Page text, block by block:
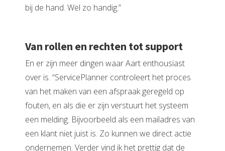
bij de hand. Wel zo handig.”
Van rollen en rechten tot support
En er zijn meer dingen waar Aart enthousiast
over is. “ServicePlanner controleert het proces
van het maken van een afspraak geregeld op
fouten, en als die er zijn verstuurt het systeem
een melding. Bijvoorbeeld als een mailadres van
een klant niet juist is. Zo kunnen we direct actie
ondernemen. Verder vind ik het prettig dat de